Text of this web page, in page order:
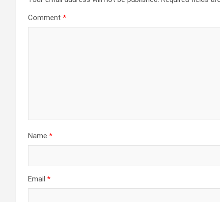
Comment *
Name *
Email *